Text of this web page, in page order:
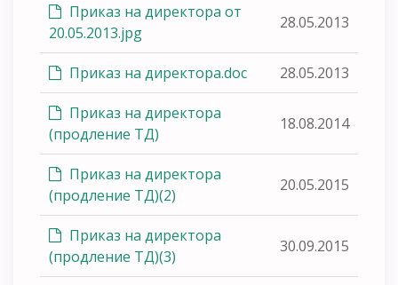
Приказ на директора от
20.05.2013.jpg
28.05.2013
Приказ на директора.doc 28.05.2013
Приказ на директора
(продление ТД)
18.08.2014
Приказ на директора
(продление ТД)(2)
20.05.2015
Приказ на директора
(продление ТД)(3)
30.09.2015